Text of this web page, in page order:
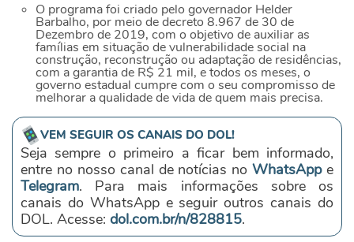
O programa foi criado pelo governador Helder
Barbalho, por meio de decreto 8.967 de 30 de
Dezembro de 2019, com o objetivo de auxiliar as
famílias em situação de vulnerabilidade social na
construção, reconstrução ou adaptação de residências,
com a garantia de R$ 21 mil, e todos os meses, o
governo estadual cumpre com o seu compromisso de
melhorar a qualidade de vida de quem mais precisa.
VEM SEGUIR OS CANAIS DO DOL!
Seja sempre o primeiro a ficar bem informado,
entre no nosso canal de notícias noWhatsAppe
Telegram. Para mais informações sobre os
canais do WhatsApp e seguir outros canais do
DOL. Acesse: dol.com.br/n/828815.